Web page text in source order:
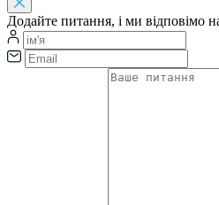
Додайте питання, і ми відповімо